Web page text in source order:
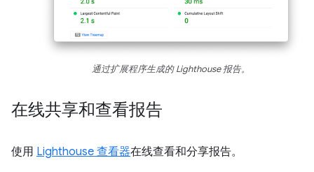
通过扩展程序生成的 Lighthouse 报告。
在线共享和查看报告
使用 Lighthouse 查看器在线查看和分享报告。